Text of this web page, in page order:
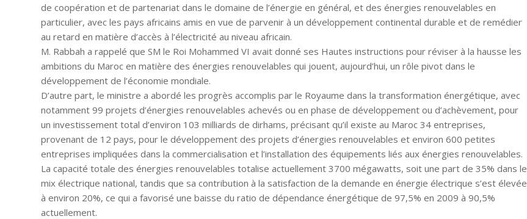
de coopération et de partenariat dans le domaine de l’énergie en général, et des énergies renouvelables en
particulier, avec les pays africains amis en vue de parvenir à un développement continental durable et de remédier
au retard en matière d’accès à l’électricité au niveau africain.
M. Rabbah a rappelé que SM le Roi Mohammed VI avait donné ses Hautes instructions pour réviser à la hausse les
ambitions du Maroc en matière des énergies renouvelables qui jouent, aujourd’hui, un rôle pivot dans le
développement de l’économie mondiale.
D’autre part, le ministre a abordé les progrès accomplis par le Royaume dans la transformation énergétique, avec
notamment 99 projets d’énergies renouvelables achevés ou en phase de développement ou d’achèvement, pour
un investissement total d’environ 103 milliards de dirhams, précisant qu’il existe au Maroc 34 entreprises,
provenant de 12 pays, pour le développement des projets d’énergies renouvelables et environ 600 petites
entreprises impliquées dans la commercialisation et l’installation des équipements liés aux énergies renouvelables.
La capacité totale des énergies renouvelables totalise actuellement 3700 mégawatts, soit une part de 35% dans le
mix électrique national, tandis que sa contribution à la satisfaction de la demande en énergie électrique s’est élevée
à environ 20%, ce qui a favorisé une baisse du ratio de dépendance énergétique de 97,5% en 2009 à 90,5%
actuellement.